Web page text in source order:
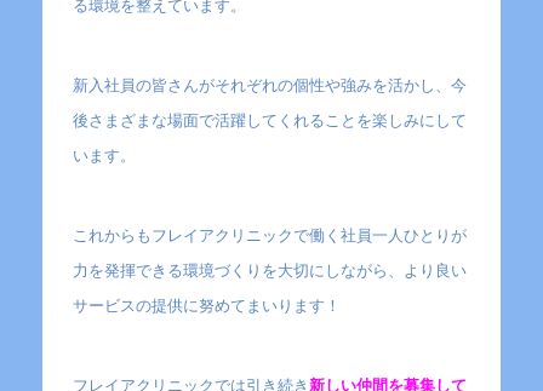
る環境を整えています。
新入社員の皆さんがそれぞれの個性や強みを活かし、今
後さまざまな場面で活躍してくれることを楽しみにして
います。
これからもフレイアクリニックで働く社員一人ひとりが
力を発揮できる環境づくりを大切にしながら、より良い
サービスの提供に努めてまいります！
フレイアクリニックでは引き続き新しい仲間を募集して